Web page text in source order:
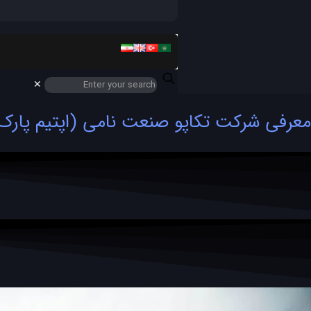
✕
معرفی شرکت تکاپو صنعت نامی (اپتیم